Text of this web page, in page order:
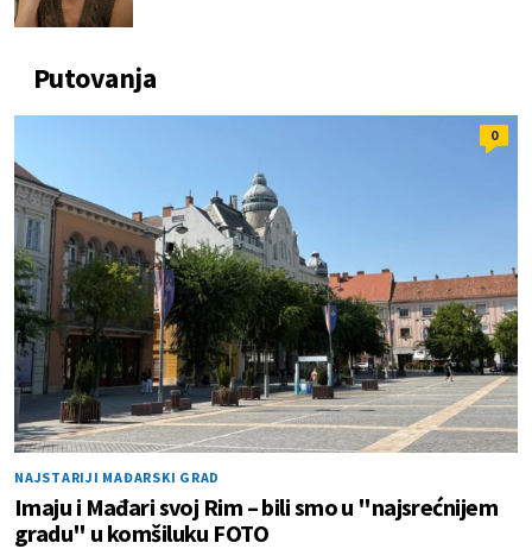
Putovanja
0
NAJSTARIJI MAĐARSKI GRAD
Imaju i Mađari svoj Rim – bili smo u "najsrećnijem
gradu" u komšiluku FOTO